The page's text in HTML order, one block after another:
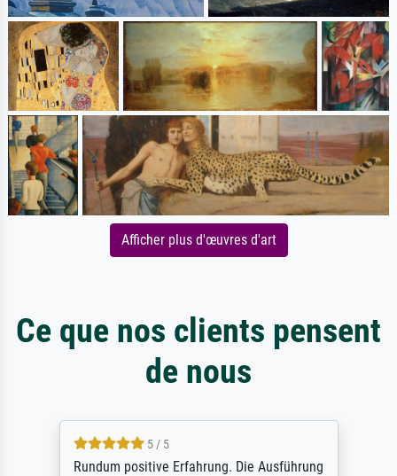
Afficher plus d'œuvres d'art
Ce que nos clients pensent
de nous
5 / 5
Rundum positive Erfahrung. Die Ausführung